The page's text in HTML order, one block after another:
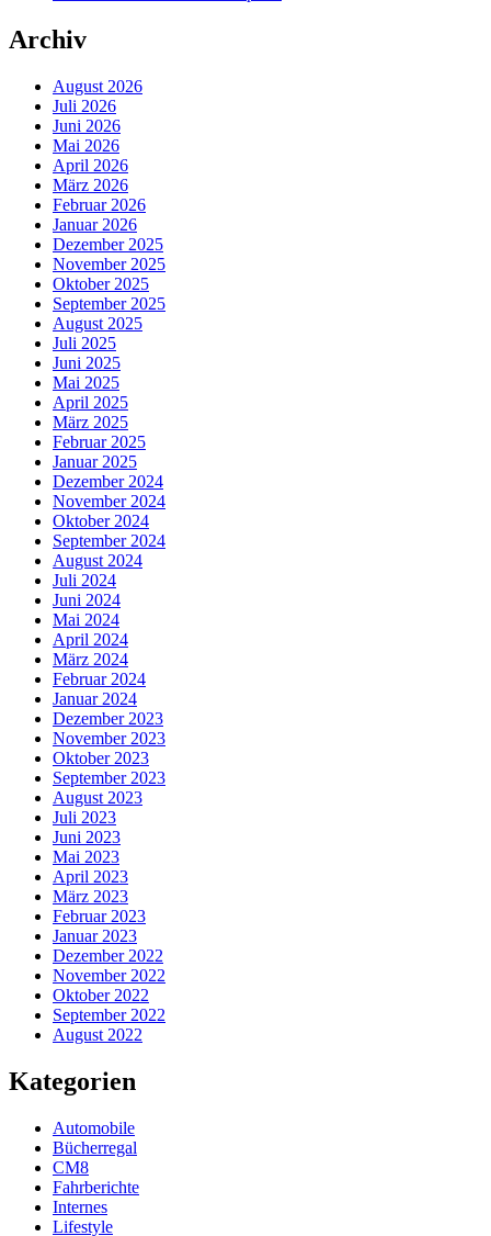
Archiv
August 2026
Juli 2026
Juni 2026
Mai 2026
April 2026
März 2026
Februar 2026
Januar 2026
Dezember 2025
November 2025
Oktober 2025
September 2025
August 2025
Juli 2025
Juni 2025
Mai 2025
April 2025
März 2025
Februar 2025
Januar 2025
Dezember 2024
November 2024
Oktober 2024
September 2024
August 2024
Juli 2024
Juni 2024
Mai 2024
April 2024
März 2024
Februar 2024
Januar 2024
Dezember 2023
November 2023
Oktober 2023
September 2023
August 2023
Juli 2023
Juni 2023
Mai 2023
April 2023
März 2023
Februar 2023
Januar 2023
Dezember 2022
November 2022
Oktober 2022
September 2022
August 2022
Kategorien
Automobile
Bücherregal
CM8
Fahrberichte
Internes
Lifestyle